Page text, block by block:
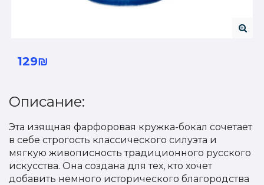
129₪
Описание:
Эта изящная фарфоровая кружка-бокал сочетает
в себе строгость классического силуэта и
мягкую живописность традиционного русского
искусства. Она создана для тех, кто хочет
добавить немного исторического благородства